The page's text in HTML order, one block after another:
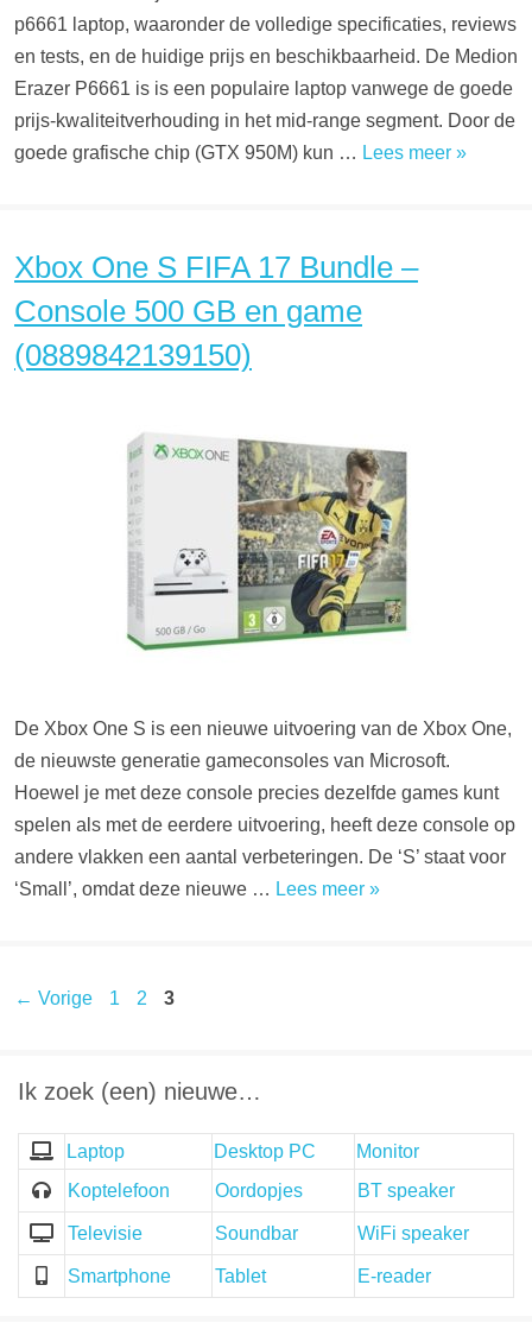
p6661 laptop, waaronder de volledige specificaties, reviews
en tests, en de huidige prijs en beschikbaarheid. De Medion
Erazer P6661 is is een populaire laptop vanwege de goede
prijs-kwaliteitverhouding in het mid-range segment. Door de
goede grafische chip (GTX 950M) kun … Lees meer »
Xbox One S FIFA 17 Bundle –
Console 500 GB en game
(0889842139150)
De Xbox One S is een nieuwe uitvoering van de Xbox One,
de nieuwste generatie gameconsoles van Microsoft.
Hoewel je met deze console precies dezelfde games kunt
spelen als met de eerdere uitvoering, heeft deze console op
andere vlakken een aantal verbeteringen. De ‘S’ staat voor
‘Small’, omdat deze nieuwe … Lees meer »
← Vorige Pagina
1 Pagina
2 Pagina
3
Ik zoek (een) nieuwe…
Laptop Desktop PC
Monitor
Koptelefoon
Oordopjes BT speaker
Televisie Soundbar WiFi speaker
Smartphone Tablet E-reader